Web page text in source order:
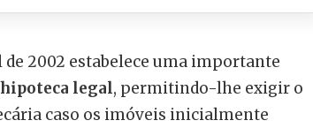
de 2002 estabelece uma importante
hipoteca legal, permitindo-lhe exigir o
caso os imóveis inicialmente